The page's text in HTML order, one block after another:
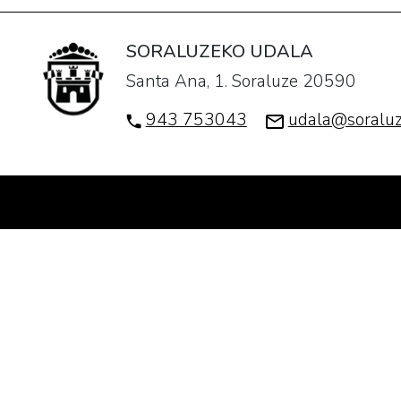
SORALUZEKO UDALA
Santa Ana, 1. Soraluze 20590
943 753043